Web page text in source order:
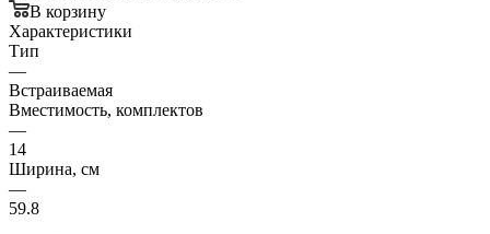
В корзину
Характеристики
Тип
—
Встраиваемая
Вместимость, комплектов
—
14
Ширина, см
—
59.8